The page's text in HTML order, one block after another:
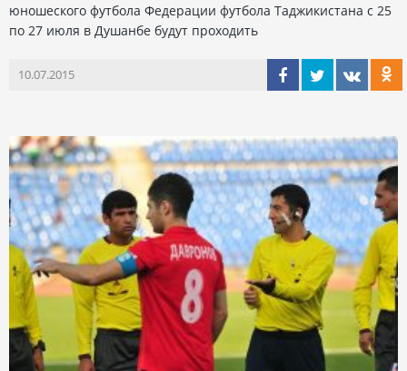
юношеского футбола Федерации футбола Таджикистана с 25
по 27 июля в Душанбе будут проходить
10.07.2015